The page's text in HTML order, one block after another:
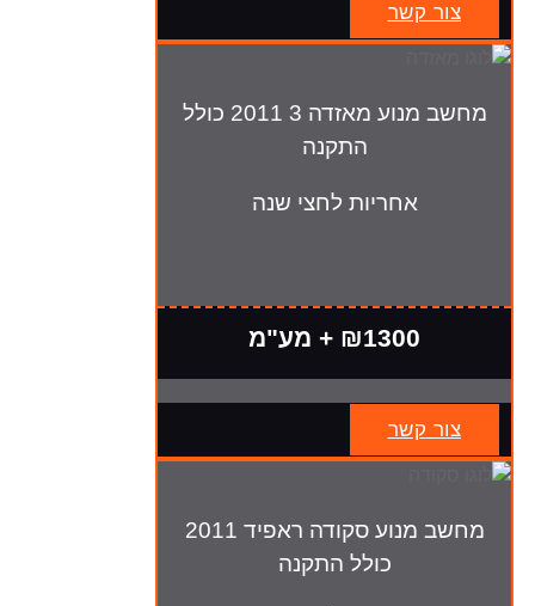
צור קשר
מחשב מנוע מאזדה 3 2011 כולל
התקנה
אחריות לחצי שנה
₪1300 + מע"מ
צור קשר
מחשב מנוע סקודה ראפיד 2011
כולל התקנה